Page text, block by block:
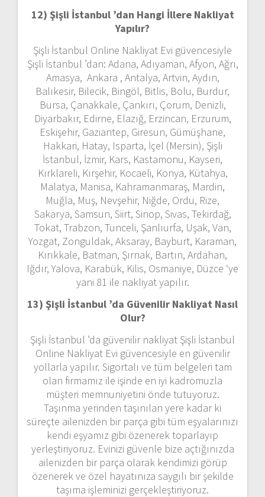
12) Şişli İstanbul ’dan Hangi İllere Nakliyat
Yapılır?
Şişli İstanbul Online Nakliyat Evi güvencesiyle
Şişli İstanbul ’dan: Adana, Adıyaman, Afyon, Ağrı,
Amasya, Ankara , Antalya, Artvin, Aydın,
Balıkesir, Bilecik, Bingöl, Bitlis, Bolu, Burdur,
Bursa, Çanakkale, Çankırı, Çorum, Denizli,
Diyarbakır, Edirne, Elazığ, Erzincan, Erzurum,
Eskişehir, Gaziantep, Giresun, Gümüşhane,
Hakkari, Hatay, Isparta, İçel (Mersin), Şişli
İstanbul, İzmir, Kars, Kastamonu, Kayseri,
Kırklareli, Kırşehir, Kocaeli, Konya, Kütahya,
Malatya, Manisa, Kahramanmaraş, Mardin,
Muğla, Muş, Nevşehir, Niğde, Ordu, Rize,
Sakarya, Samsun, Siirt, Sinop, Sivas, Tekirdağ,
Tokat, Trabzon, Tunceli, Şanlıurfa, Uşak, Van,
Yozgat, Zonguldak, Aksaray, Bayburt, Karaman,
Kırıkkale, Batman, Şırnak, Bartın, Ardahan,
Iğdır, Yalova, Karabük, Kilis, Osmaniye, Düzce ‘ye
yani 81 ile nakliyat yapılır.
13) Şişli İstanbul ’da Güvenilir Nakliyat Nasıl
Olur?
Şişli İstanbul ’da güvenilir nakliyat Şişli İstanbul
Online Nakliyat Evi güvencesiyle en güvenilir
yollarla yapılır. Sigortalı ve tüm belgeleri tam
olan firmamız ile işinde en iyi kadromuzla
müşteri memnuniyetini önde tutuyoruz.
Taşınma yerinden taşınılan yere kadar ki
süreçte ailenizden bir parça gibi tüm eşyalarınızı
kendi eşyamız gibi özenerek toparlayıp
yerleştiriyoruz. Evinizi güvenle bize açtığınızda
ailenizden bir parça olarak kendimizi görüp
özenerek ve özel hayatınıza saygılı bir şekilde
taşıma işleminizi gerçekleştiriyoruz.